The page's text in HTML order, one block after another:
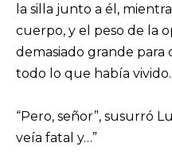
la silla junto a él,
cuerpo, y el peso de la
demasiado grande
todo lo que había vivido.
“Pero, señor”, susurró
veía fatal y…”